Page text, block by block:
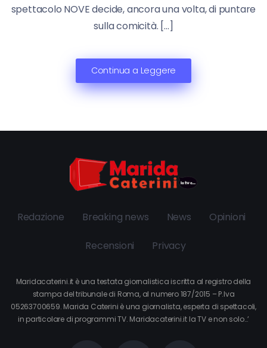
spettacolo NOVE decide, ancora una volta, di puntare
sulla comicità. […]
Continua a Leggere
Redazione Breaking news News Opinioni
Recensioni Privacy
Maridacaterini.it è una testata giornalistica iscritta al registro della
stampa del tribunale di Roma, al numero 187/2015 – P.Iva
05263700659. Marida Caterini è una giornalista, esperta di spettacoli,
in particolare di programmi TV. Maridacaterini.it la TV e non solo…’